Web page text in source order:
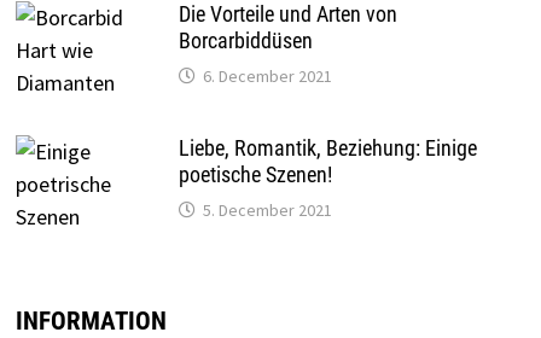
Die Vorteile und Arten von
Borcarbiddüsen
6. December 2021
Liebe, Romantik, Beziehung: Einige
poetische Szenen!
5. December 2021
INFORMATION